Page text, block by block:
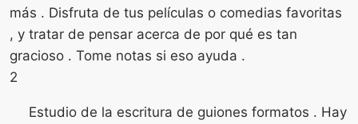
más . Disfruta de tus películas o comedias favoritas
, y tratar de pensar acerca de por qué es tan
gracioso . Tome notas si eso ayuda .
2
Estudio de la escritura de guiones formatos . Hay